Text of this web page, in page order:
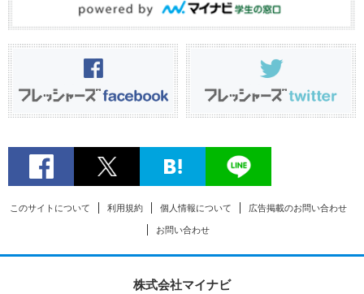
このサイトについて 利用規約 個人情報について 広告掲載のお問い合わせ
お問い合わせ
株式会社マイナビ